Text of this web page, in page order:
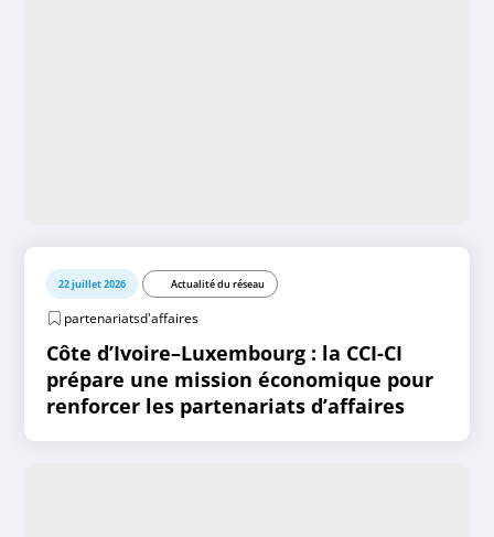
22 juillet 2026 Actualité du réseau
partenariatsd'affaires
Côte d’Ivoire–Luxembourg : la CCI-CI
prépare une mission économique pour
renforcer les partenariats d’affaires